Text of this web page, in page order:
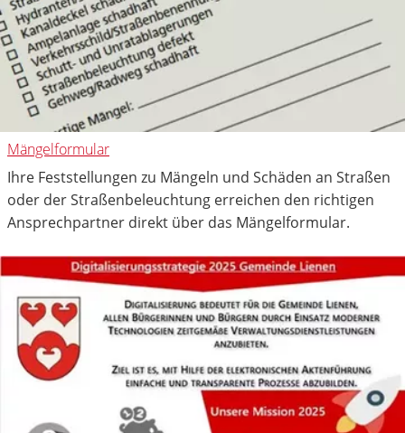
Mängelformular
Ihre Feststellungen zu Mängeln und Schäden an Straßen
oder der Straßenbeleuchtung erreichen den richtigen
Ansprechpartner direkt über das Mängelformular.